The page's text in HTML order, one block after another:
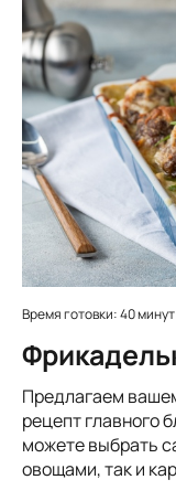
Время готовки: 40 минут
Предлагаем
рецепт главного
можете выбрать
овощами, так и